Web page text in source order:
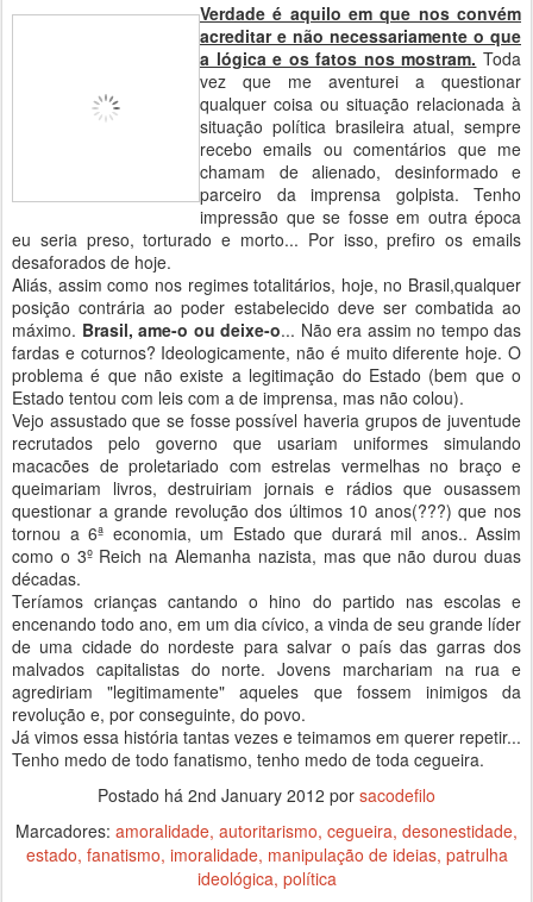
Verdade é aquilo em que nos convém
acreditar e não necessariamente o que
a lógica e os fatos nos mostram. Toda
vez que me aventurei a questionar
qualquer coisa ou situação relacionada à
situação política brasileira atual, sempre
recebo emails ou comentários que me
chamam de alienado, desinformado e
parceiro da imprensa golpista. Tenho
impressão que se fosse em outra época
eu seria preso, torturado e morto... Por isso, prefiro os emails
desaforados de hoje.
Aliás, assim como nos regimes totalitários, hoje, no Brasil,qualquer
posição contrária ao poder estabelecido deve ser combatida ao
máximo. Brasil, ame-o ou deixe-o... Não era assim no tempo das
fardas e coturnos? Ideologicamente, não é muito diferente hoje. O
problema é que não existe a legitimação do Estado (bem que o
Estado tentou com leis com a de imprensa, mas não colou).
Vejo assustado que se fosse possível haveria grupos de juventude
recrutados pelo governo que usariam uniformes simulando
macacões de proletariado com estrelas vermelhas no braço e
queimariam livros, destruiriam jornais e rádios que ousassem
questionar a grande revolução dos últimos 10 anos(???) que nos
tornou a 6ª economia, um Estado que durará mil anos.. Assim
como o 3º Reich na Alemanha nazista, mas que não durou duas
décadas.
Teríamos crianças cantando o hino do partido nas escolas e
encenando todo ano, em um dia cívico, a vinda de seu grande líder
de uma cidade do nordeste para salvar o país das garras dos
malvados capitalistas do norte. Jovens marchariam na rua e
agrediriam "legitimamente" aqueles que fossem inimigos da
revolução e, por conseguinte, do povo.
Já vimos essa história tantas vezes e teimamos em querer repetir...
Tenho medo de todo fanatismo, tenho medo de toda cegueira.
Postado há 2nd January 2012 por sacodefilo
Marcadores: amoralidade autoritarismo cegueira desonestidade
estado fanatismo imoralidade manipulação de ideias patrulha
ideológica política